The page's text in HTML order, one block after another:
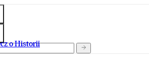
o Historii